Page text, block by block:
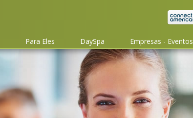
Para Eles DaySpa Empresas - Eventos